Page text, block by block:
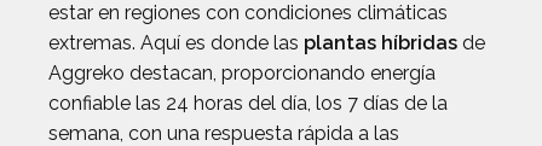
estar en regiones con condiciones climáticas
extremas. Aquí es donde las plantas híbridas de
Aggreko destacan, proporcionando energía
confiable las 24 horas del día, los 7 días de la
semana, con una respuesta rápida a las